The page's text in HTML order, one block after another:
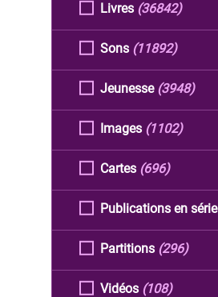
Livres (36842)
Sons (11892)
Jeunesse (3948)
Images (1102)
Cartes (696)
Publications en série
Partitions (296)
Vidéos (108)